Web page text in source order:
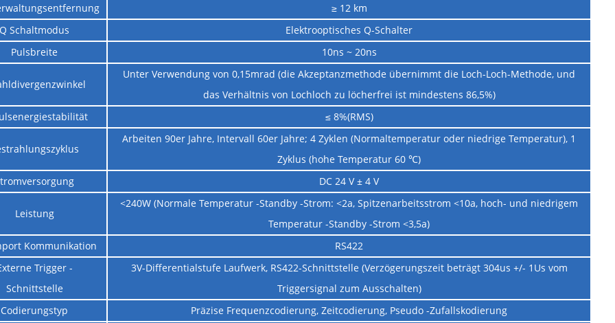
≥ 12 km
Q Schaltmodus
Elektrooptisches Q-Schalter
Pulsbreite
10ns ~ 20ns
Unter Verwendung von 0,15mrad (die Akzeptanzmethode übernimmt die Loch-Loch-Methode, und
das Verhältnis von Lochloch zu löcherfrei ist mindestens 86,5%)
≤ 8%(RMS)
Arbeiten 90er Jahre, Intervall 60er Jahre; 4 Zyklen (Normaltemperatur oder niedrige Temperatur), 1
Zyklus (hohe Temperatur 60 ℃)
DC 24 V ± 4 V
Leistung
<240W (Normale Temperatur -Standby -Strom: <2a, Spitzenarbeitsstrom <10a, hoch- und niedrigem
Temperatur -Standby -Strom <3,5a)
Kommunikation
RS422
Trigger -
Schnittstelle
3V-Differentialstufe Laufwerk, RS422-Schnittstelle (Verzögerungszeit beträgt 304us +/- 1Us vom
Triggersignal zum Ausschalten)
Codierungstyp
Präzise Frequenzcodierung, Zeitcodierung, Pseudo -Zufallskodierung